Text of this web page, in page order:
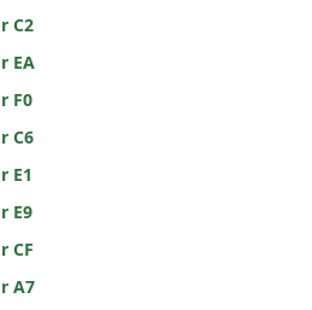
C2
EA
F0
C6
E1
E9
CF
A7